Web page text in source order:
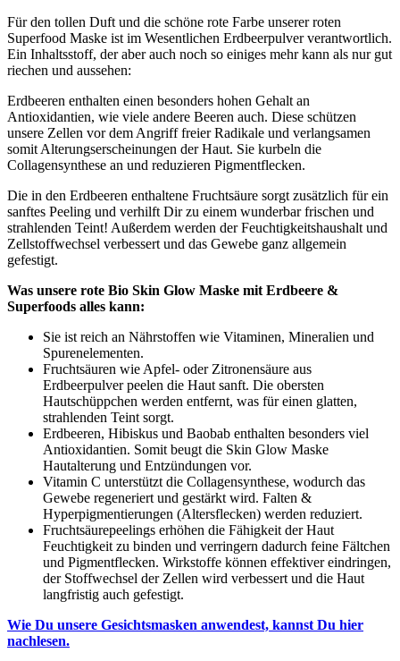
Für den tollen Duft und die schöne rote Farbe unserer roten
Superfood Maske ist im Wesentlichen Erdbeerpulver verantwortlich.
Ein Inhaltsstoff, der aber auch noch so einiges mehr kann als nur gut
riechen und aussehen:
Erdbeeren enthalten einen besonders hohen Gehalt an
Antioxidantien, wie viele andere Beeren auch. Diese schützen
unsere Zellen vor dem Angriff freier Radikale und verlangsamen
somit Alterungserscheinungen der Haut. Sie kurbeln die
Collagensynthese an und reduzieren Pigmentflecken.
Die in den Erdbeeren enthaltene Fruchtsäure sorgt zusätzlich für ein
sanftes Peeling und verhilft Dir zu einem wunderbar frischen und
strahlenden Teint! Außerdem werden der Feuchtigkeitshaushalt und
Zellstoffwechsel verbessert und das Gewebe ganz allgemein
gefestigt.
Was unsere rote Bio Skin Glow Maske mit Erdbeere &
Superfoods alles kann:
Sie ist reich an Nährstoffen wie Vitaminen, Mineralien und
Spurenelementen.
Fruchtsäuren wie Apfel- oder Zitronensäure aus
Erdbeerpulver peelen die Haut sanft. Die obersten
Hautschüppchen werden entfernt, was für einen glatten,
strahlenden Teint sorgt.
Erdbeeren, Hibiskus und Baobab enthalten besonders viel
Antioxidantien. Somit beugt die Skin Glow Maske
Hautalterung und Entzündungen vor.
Vitamin C unterstützt die Collagensynthese, wodurch das
Gewebe regeneriert und gestärkt wird. Falten &
Hyperpigmentierungen (Altersflecken) werden reduziert.
Fruchtsäurepeelings erhöhen die Fähigkeit der Haut
Feuchtigkeit zu binden und verringern dadurch feine Fältchen
und Pigmentflecken. Wirkstoffe können effektiver eindringen,
der Stoffwechsel der Zellen wird verbessert und die Haut
langfristig auch gefestigt.
Wie Du unsere Gesichtsmasken anwendest, kannst Du hier
nachlesen.